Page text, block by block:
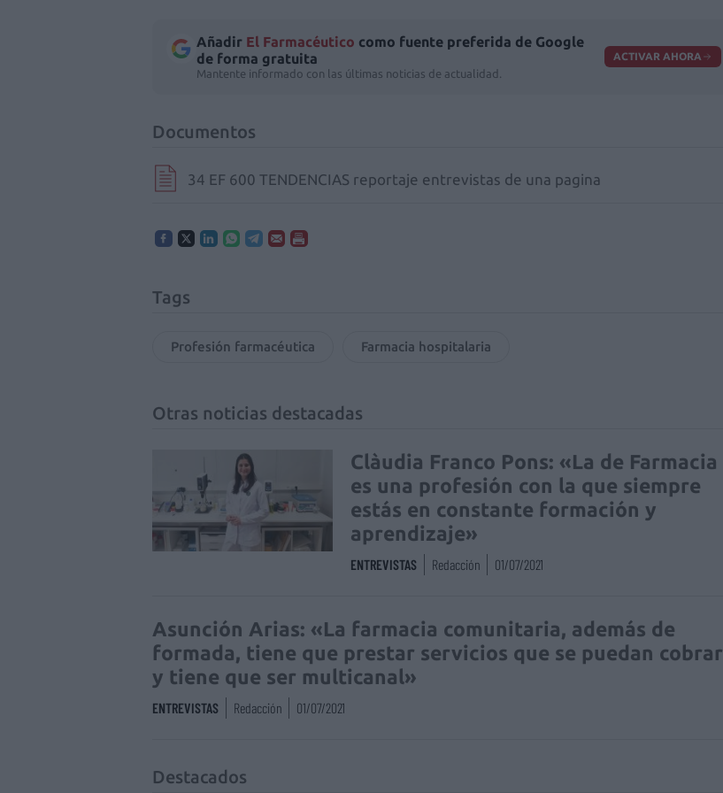
Añadir El Farmacéutico como fuente preferida de Google
de forma gratuita
Mantente informado con las últimas noticias de actualidad.
ACTIVAR AHORA
Documentos
34 EF 600 TENDENCIAS reportaje entrevistas de una pagina
Tags
Profesión farmacéutica Farmacia hospitalaria
Otras noticias destacadas
Clàudia Franco Pons: «La de Farmacia
es una profesión con la que siempre
estás en constante formación y
aprendizaje»
ENTREVISTAS Redacción 01/07/2021
Asunción Arias: «La farmacia comunitaria, además de
formada, tiene que prestar servicios que se puedan cobrar
y tiene que ser multicanal»
ENTREVISTAS Redacción 01/07/2021
Destacados